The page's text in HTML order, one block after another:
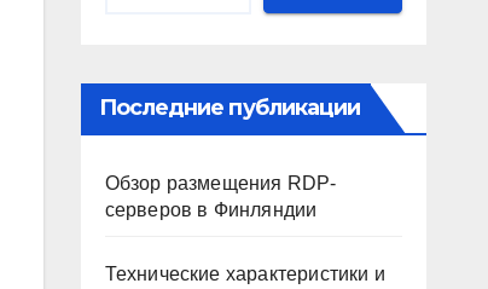
Последние публикации
Обзор размещения RDP-
серверов в Финляндии
Технические характеристики и